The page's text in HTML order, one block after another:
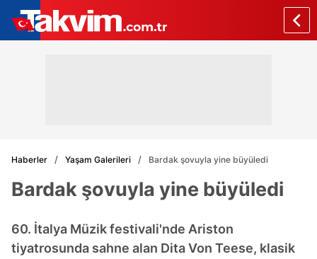
Haberler Yaşam Galerileri Bardak şovuyla yine büyüledi
Bardak şovuyla yine büyüledi
60. İtalya Müzik festivali'nde Ariston
tiyatrosunda sahne alan Dita Von Teese, klasik